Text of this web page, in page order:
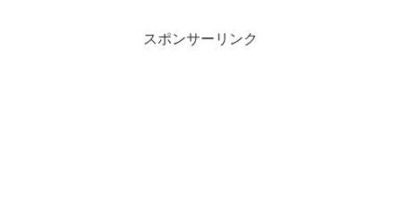
スポンサーリンク